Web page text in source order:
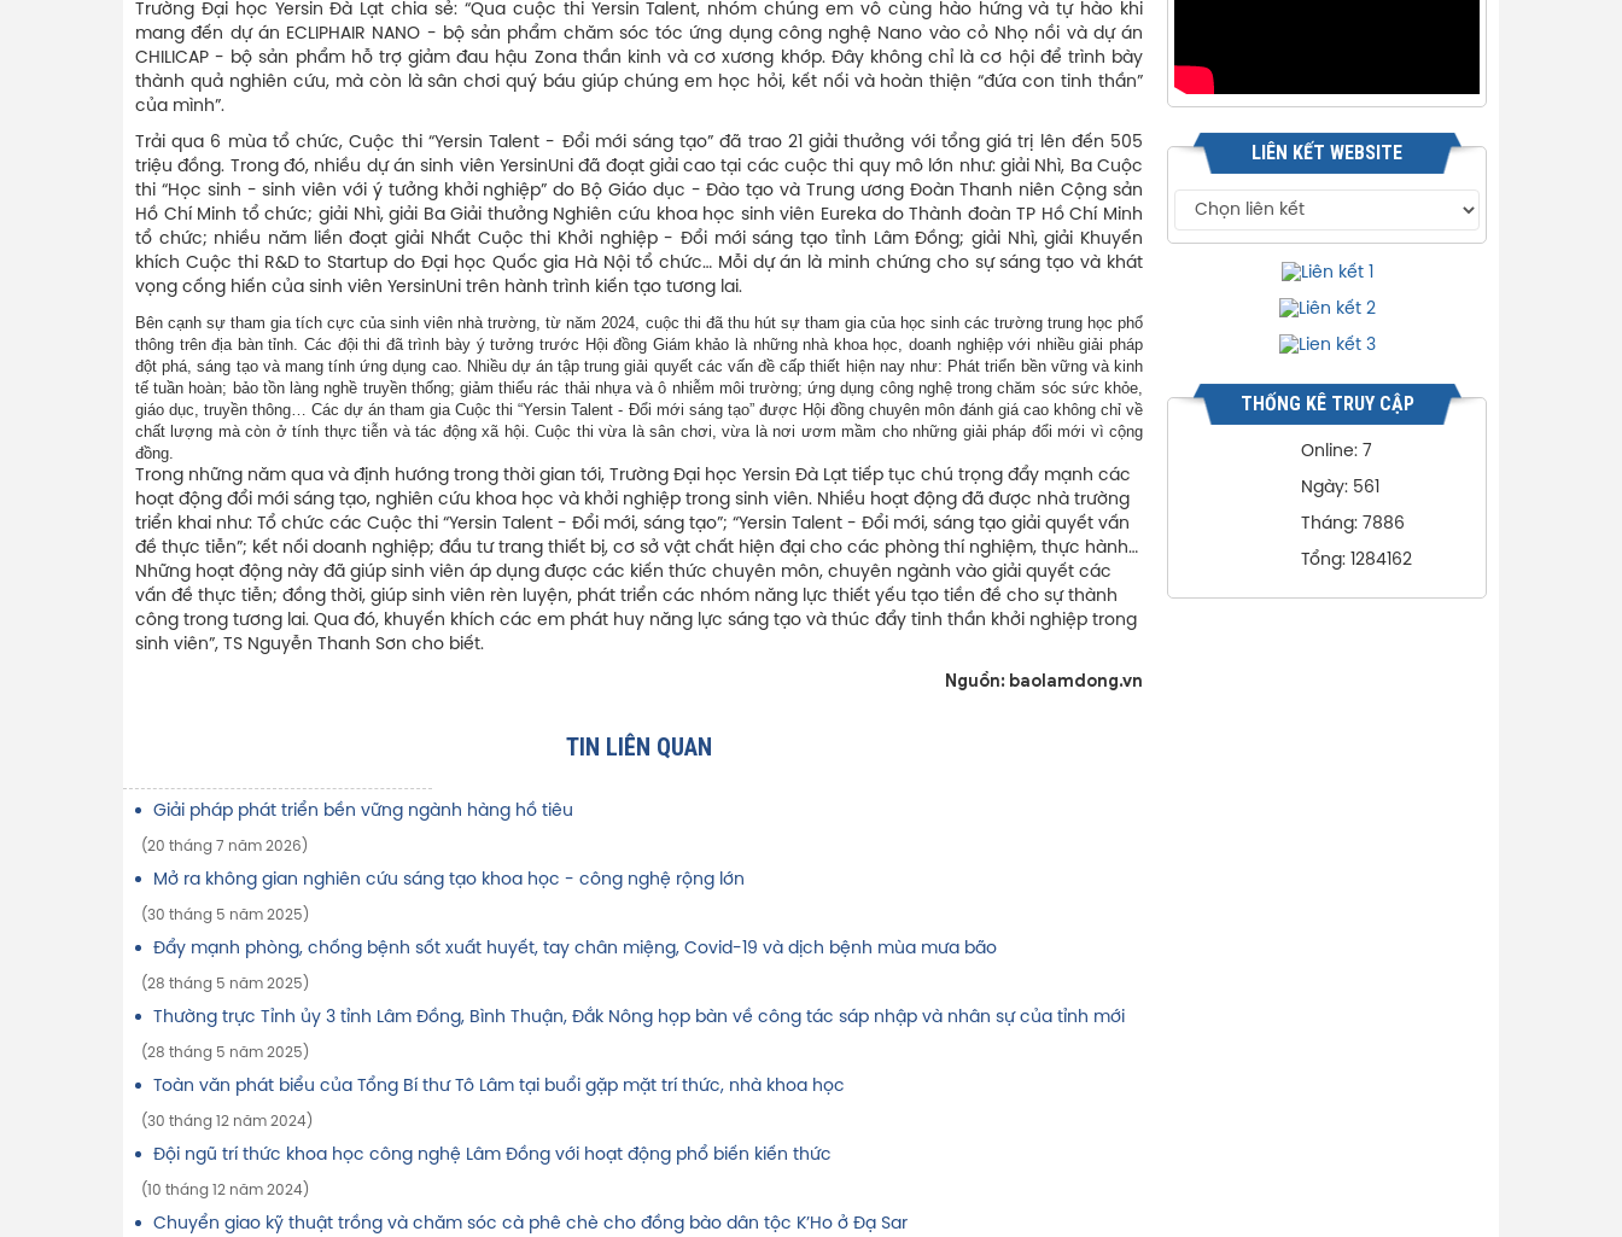
Trường Đại học Yersin Đà Lạt chia sẻ: “Qua cuộc thi Yersin Talent, nhóm chúng em vô cùng hào hứng và tự hào khi
mang đến dự án ECLIPHAIR NANO - bộ sản phẩm chăm sóc tóc ứng dụng công nghệ Nano vào cỏ Nhọ nồi và dự án
CHILICAP - bộ sản phẩm hỗ trợ giảm đau hậu Zona thần kinh và cơ xương khớp. Đây không chỉ là cơ hội để trình bày
thành quả nghiên cứu, mà còn là sân chơi quý báu giúp chúng em học hỏi, kết nối và hoàn thiện “đứa con tinh thần”
của mình”.
Trải qua 6 mùa tổ chức, Cuộc thi “Yersin Talent - Đổi mới sáng tạo” đã trao 21 giải thưởng với tổng giá trị lên đến 505
triệu đồng. Trong đó, nhiều dự án sinh viên YersinUni đã đoạt giải cao tại các cuộc thi quy mô lớn như: giải Nhì, Ba Cuộc
thi “Học sinh - sinh viên với ý tưởng khởi nghiệp” do Bộ Giáo dục - Đào tạo và Trung ương Đoàn Thanh niên Cộng sản
Hồ Chí Minh tổ chức; giải Nhì, giải Ba Giải thưởng Nghiên cứu khoa học sinh viên Eureka do Thành đoàn TP Hồ Chí Minh
tổ chức; nhiều năm liền đoạt giải Nhất Cuộc thi Khởi nghiệp - Đổi mới sáng tạo tỉnh Lâm Đồng; giải Nhì, giải Khuyến
khích Cuộc thi R&D to Startup do Đại học Quốc gia Hà Nội tổ chức… Mỗi dự án là minh chứng cho sự sáng tạo và khát
vọng cống hiến của sinh viên YersinUni trên hành trình kiến tạo tương lai.
Bên cạnh sự tham gia tích cực của sinh viên nhà trường, từ năm 2024, cuộc thi đã thu hút sự tham gia của học sinh các trường trung học phổ
thông trên địa bàn tỉnh. Các đội thi đã trình bày ý tưởng trước Hội đồng Giám khảo là những nhà khoa học, doanh nghiệp với nhiều giải pháp
đột phá, sáng tạo và mang tính ứng dụng cao. Nhiều dự án tập trung giải quyết các vấn đề cấp thiết hiện nay như: Phát triển bền vững và kinh
tế tuần hoàn; bảo tồn làng nghề truyền thống; giảm thiểu rác thải nhựa và ô nhiễm môi trường; ứng dụng công nghệ trong chăm sóc sức khỏe,
giáo dục, truyền thông… Các dự án tham gia Cuộc thi “Yersin Talent - Đổi mới sáng tạo” được Hội đồng chuyên môn đánh giá cao không chỉ về
chất lượng mà còn ở tính thực tiễn và tác động xã hội. Cuộc thi vừa là sân chơi, vừa là nơi ươm mầm cho những giải pháp đổi mới vì cộng
đồng.
Trong những năm qua và định hướng trong thời gian tới, Trường Đại học Yersin Đà Lạt tiếp tục chú trọng đẩy mạnh các
hoạt động đổi mới sáng tạo, nghiên cứu khoa học và khởi nghiệp trong sinh viên. Nhiều hoạt động đã được nhà trường
triển khai như: Tổ chức các Cuộc thi “Yersin Talent - Đổi mới, sáng tạo”; “Yersin Talent - Đổi mới, sáng tạo giải quyết vấn
đề thực tiễn”; kết nối doanh nghiệp; đầu tư trang thiết bị, cơ sở vật chất hiện đại cho các phòng thí nghiệm, thực hành…
Những hoạt động này đã giúp sinh viên áp dụng được các kiến thức chuyên môn, chuyên ngành vào giải quyết các
vấn đề thực tiễn; đồng thời, giúp sinh viên rèn luyện, phát triển các nhóm năng lực thiết yếu tạo tiền đề cho sự thành
công trong tương lai. Qua đó, khuyến khích các em phát huy năng lực sáng tạo và thúc đẩy tinh thần khởi nghiệp trong
sinh viên”, TS Nguyễn Thanh Sơn cho biết.
Nguồn: baolamdong.vn
TIN LIÊN QUAN
Giải pháp phát triển bền vững ngành hàng hồ tiêu
(20 tháng 7 năm 2026)
Mở ra không gian nghiên cứu sáng tạo khoa học - công nghệ rộng lớn
(30 tháng 5 năm 2025)
Đẩy mạnh phòng, chống bệnh sốt xuất huyết, tay chân miệng, Covid-19 và dịch bệnh mùa mưa bão
(28 tháng 5 năm 2025)
Thường trực Tỉnh ủy 3 tỉnh Lâm Đồng, Bình Thuận, Đắk Nông họp bàn về công tác sáp nhập và nhân sự của tỉnh mới
(28 tháng 5 năm 2025)
Toàn văn phát biểu của Tổng Bí thư Tô Lâm tại buổi gặp mặt trí thức, nhà khoa học
(30 tháng 12 năm 2024)
Đội ngũ trí thức khoa học công nghệ Lâm Đồng với hoạt động phổ biến kiến thức
(10 tháng 12 năm 2024)
Chuyển giao kỹ thuật trồng và chăm sóc cà phê chè cho đồng bào dân tộc K’Ho ở Đạ Sar
LIÊN KẾT WEBSITE
THỐNG KÊ TRUY CẬP
Online: 7
Ngày: 561
Tháng: 7886
Tổng: 1284162